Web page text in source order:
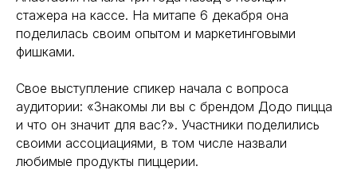
стажера на кассе. На митапе 6 декабря она
поделилась своим опытом и маркетинговыми
фишками.
Свое выступление спикер начала с вопроса
аудитории: «Знакомы ли вы с брендом Додо пицца
и что он значит для вас?». Участники поделились
своими ассоциациями, в том числе назвали
любимые продукты пиццерии.